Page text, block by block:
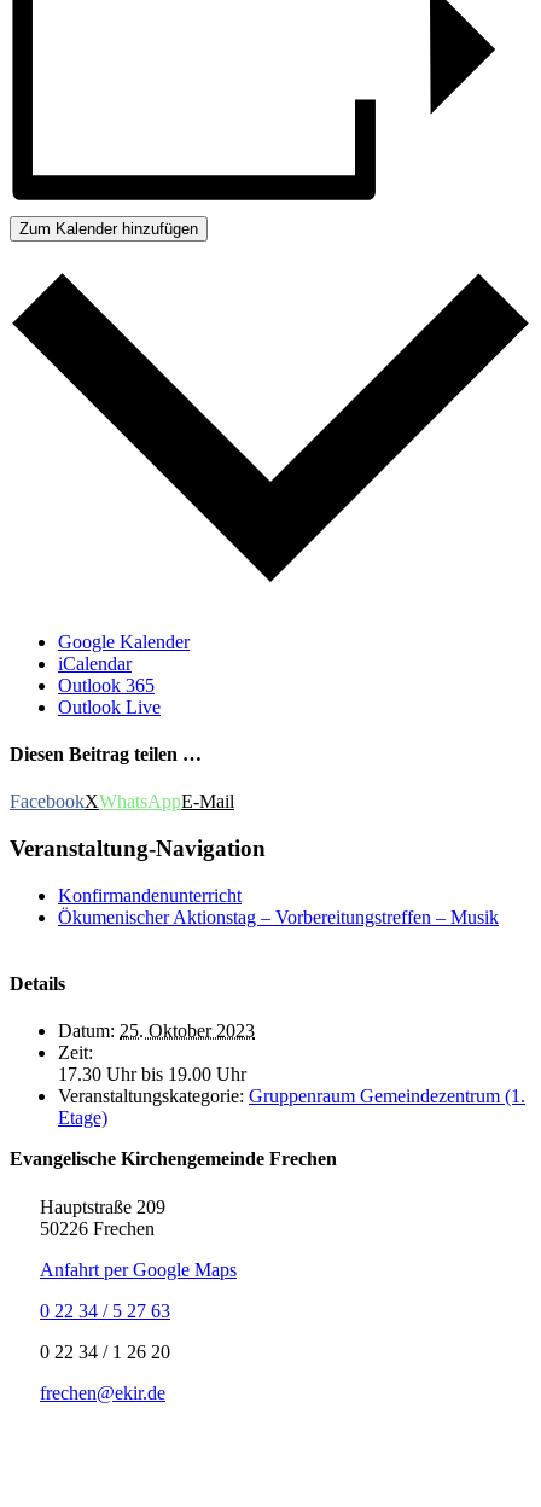
Zum Kalender hinzufügen
Google Kalender
iCalendar
Outlook 365
Outlook Live
Diesen Beitrag teilen …
FacebookXWhatsAppE-Mail
Veranstaltung-Navigation
Konfirmandenunterricht
Ökumenischer Aktionstag – Vorbereitungstreffen – Musik
Details
Datum: 25. Oktober 2023
Zeit:
17.30 Uhr bis 19.00 Uhr
Veranstaltungskategorie: Gruppenraum Gemeindezentrum (1.
Etage)
Evangelische Kirchengemeinde Frechen
Hauptstraße 209
50226 Frechen
Anfahrt per Google Maps
0 22 34 / 5 27 63
‍0 22 34 / ‍1 26 20
frechen@ekir.de